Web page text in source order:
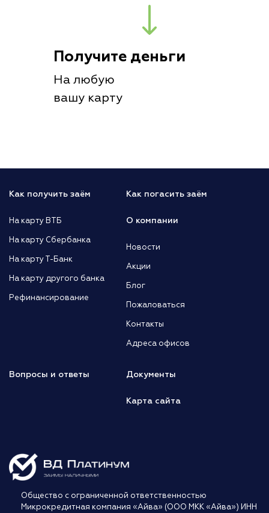
Получите деньги
На любую
вашу карту
Как получить заём
На карту ВТБ
На карту Сбербанка
На карту Т-Банк
На карту другого банка
Рефинансирование
Как погасить заём
О компании
Новости
Акции
Блог
Пожаловаться
Контакты
Адреса офисов
Вопросы и ответы Документы
Карта сайта
Общество с ограниченной ответственностью
Микрокредитная компания «Айва» (ООО МКК «Айва») ИНН